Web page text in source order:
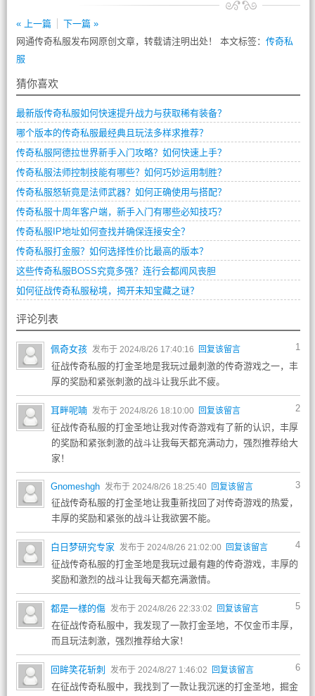
« 上一篇
下一篇 »
网通传奇私服发布网原创文章，转载请注明出处！ 本文标签： 传奇私
服
猜你喜欢
最新版传奇私服如何快速提升战力与获取稀有装备？
哪个版本的传奇私服最经典且玩法多样求推荐？
传奇私服阿德拉世界新手入门攻略？如何快速上手？
传奇私服法师控制技能有哪些？如何巧妙运用制胜？
传奇私服怒斩竟是法师武器？如何正确使用与搭配？
传奇私服十周年客户端，新手入门有哪些必知技巧？
传奇私服IP地址如何查找并确保连接安全？
传奇私服打金服？如何选择性价比最高的版本？
这些传奇私服BOSS究竟多强？连行会都闻风丧胆
如何征战传奇私服秘境，揭开未知宝藏之谜？
评论列表
1
佩奇女孩 发布于 2024/8/26 17:40:16 回复该留言
征战传奇私服的打金圣地是我玩过最刺激的传奇游戏之一，丰
厚的奖励和紧张刺激的战斗让我乐此不疲。
2
耳畔呢喃 发布于 2024/8/26 18:10:00 回复该留言
征战传奇私服的打金圣地让我对传奇游戏有了新的认识，丰厚
的奖励和紧张刺激的战斗让我每天都充满动力，强烈推荐给大
家！
3
Gnomeshgh 发布于 2024/8/26 18:25:40 回复该留言
征战传奇私服的打金圣地让我重新找回了对传奇游戏的热爱，
丰厚的奖励和紧张的战斗让我欲罢不能。
4
白日梦研究专家 发布于 2024/8/26 21:02:00 回复该留言
征战传奇私服的打金圣地是我玩过最有趣的传奇游戏，丰厚的
奖励和激烈的战斗让我每天都充满激情。
5
都是一樣的傷 发布于 2024/8/26 22:33:02 回复该留言
在征战传奇私服中，我发现了一款打金圣地，不仅金币丰厚，
而且玩法刺激，强烈推荐给大家！
6
回眸笑花斩刺 发布于 2024/8/27 1:46:02 回复该留言
在征战传奇私服中，我找到了一款让我沉迷的打金圣地，掘金